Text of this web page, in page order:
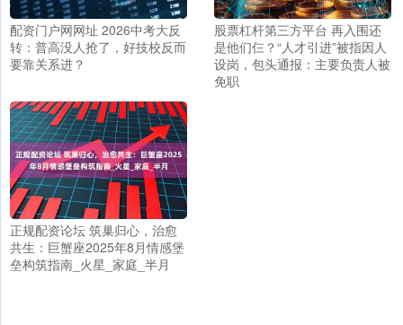
配资门户网网址 2026中考大反
转：普高没人抢了，好技校反而
要靠关系进？
股票杠杆第三方平台 再入围还
是他们仨？“人才引进”被指因人
设岗，包头通报：主要负责人被
免职
正规配资论坛 筑巢归心，治愈
共生：巨蟹座2025年8月情感堡
垒构筑指南_火星_家庭_半月